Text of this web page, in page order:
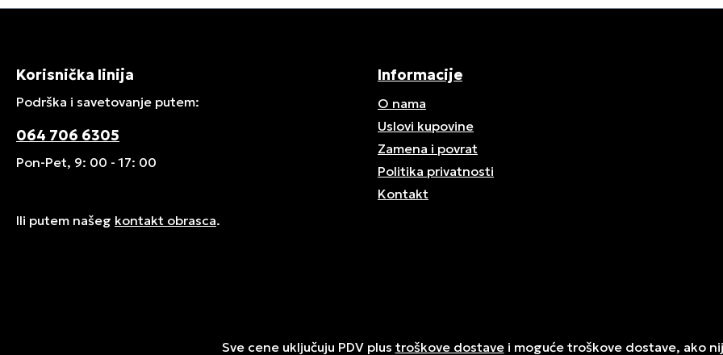
Korisnička linija
Podrška i savetovanje putem:
064 706 6305
Pon-Pet, 9: 00 - 17: 00
Ili putem našeg kontakt obrasca.
Informacije
O nama
Uslovi kupovine
Zamena i povrat
Politika privatnosti
Kontakt
Sve cene uključuju PDV plus troškove dostavei moguće troškove dostave, ako